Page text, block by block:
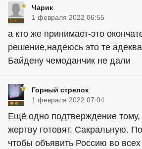
Чарик
1 февраля 2022 06:55
а кто же принимает-это
решение,надеюсь это те
Байдену чемоданчик не дали
Горный стрелок
1 февраля 2022 07:04
Ещё одно подтверждение тому,
жертву готовят. Сакральную.
чтобы объявить Россию во всех